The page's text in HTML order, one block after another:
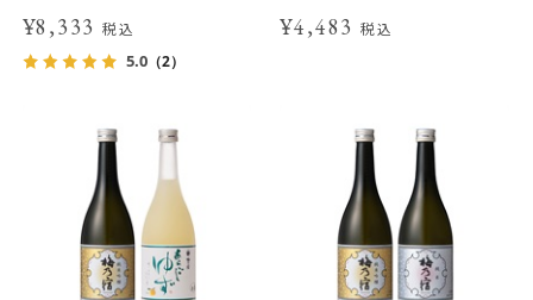
¥8,333税込
5.0（2）
¥4,483 税込